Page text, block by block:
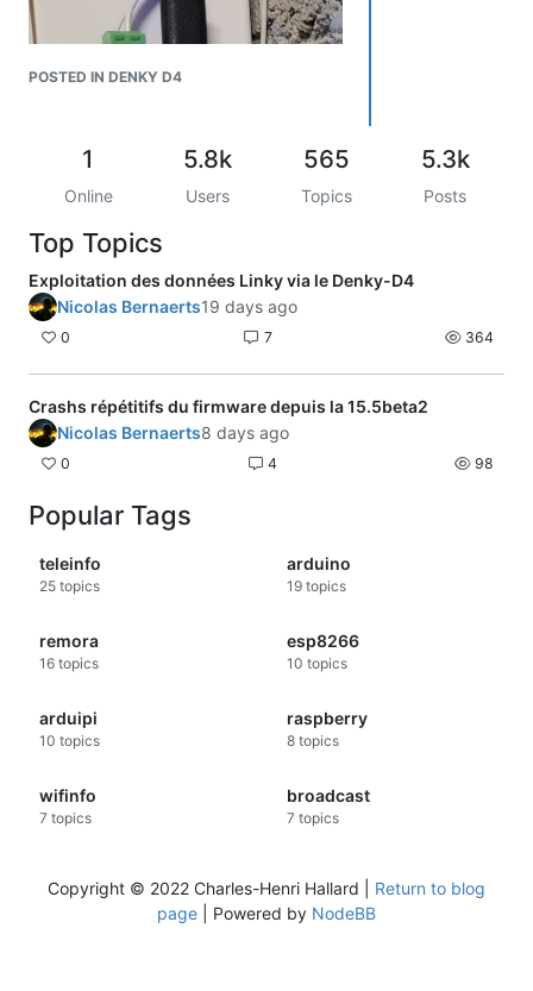
POSTED IN DENKY D4
1
Online
5.8k
Users
565
Topics
5.3k
Posts
Top Topics
Exploitation des données Linky via le Denky-D4
Nicolas Bernaerts19 days ago
0 7 364
Crashs répétitifs du firmware depuis la 15.5beta2
Nicolas Bernaerts8 days ago
0 4 98
Popular Tags
teleinfo
25 topics
arduino
19 topics
remora
16 topics
esp8266
10 topics
arduipi
10 topics
raspberry
8 topics
wifinfo
7 topics
broadcast
7 topics
Copyright © 2022 Charles-Henri Hallard | Return to blog
page | Powered by NodeBB